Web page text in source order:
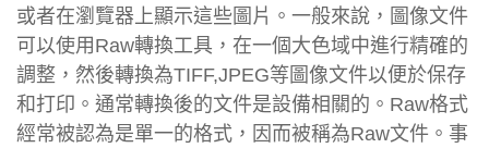
或者在瀏覽器上顯示這些圖片。一般來說，圖像文件
可以使用Raw轉換工具，在一個大色域中進行精確的
調整，然後轉換為TIFF,JPEG等圖像文件以便於保存
和打印。通常轉換後的文件是設備相關的。Raw格式
經常被認為是單一的格式，因而被稱為Raw文件。事